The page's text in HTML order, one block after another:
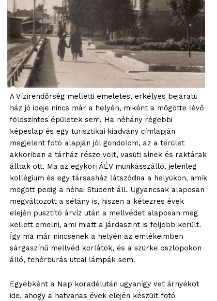
A Vízirendőrség melletti emeletes, erkélyes bejáratú
ház jó ideje nincs már a helyén, miként a mögötte lévő
földszintes épületek sem. Ha néhány régebbi
képeslap és egy turisztikai kiadvány címlapján
megjelent fotó alapján jól gondolom, az a terület
akkoriban a tárház része volt, vasúti sínek és raktárak
álltak ott. Ma az egykori ÁÉV munkásszálló, jelenleg
kollégium és egy társasház látszódna a helyükön, amik
mögött pedig a néhai Student áll. Ugyancsak alaposan
megváltozott a sétány is, hiszen a kétezres évek
elején pusztító árvíz után a mellvédet alaposan meg
kellett emelni, ami miatt a járdaszint is feljebb került.
Így ma már nincsenek a helyén az emlékeimben
sárgaszínű mellvéd korlátok, és a szürke oszlopokon
álló, fehérburás utcai lámpák sem.
Egyébként a Nap koradélután ugyanígy vet árnyékot
ide, ahogy a hatvanas évek elején készült fotó